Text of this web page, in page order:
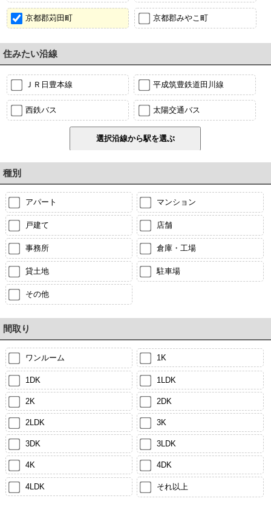
京都郡苅田町 京都郡みやこ町
住みたい沿線
ＪＲ日豊本線 平成筑豊鉄道田川線
西鉄バス 太陽交通バス
種別
アパート マンション
戸建て 店舗
事務所 倉庫・工場
貸土地 駐車場
その他
間取り
ワンルーム 1K
1DK 1LDK
2K 2DK
2LDK 3K
3DK 3LDK
4K 4DK
4LDK それ以上